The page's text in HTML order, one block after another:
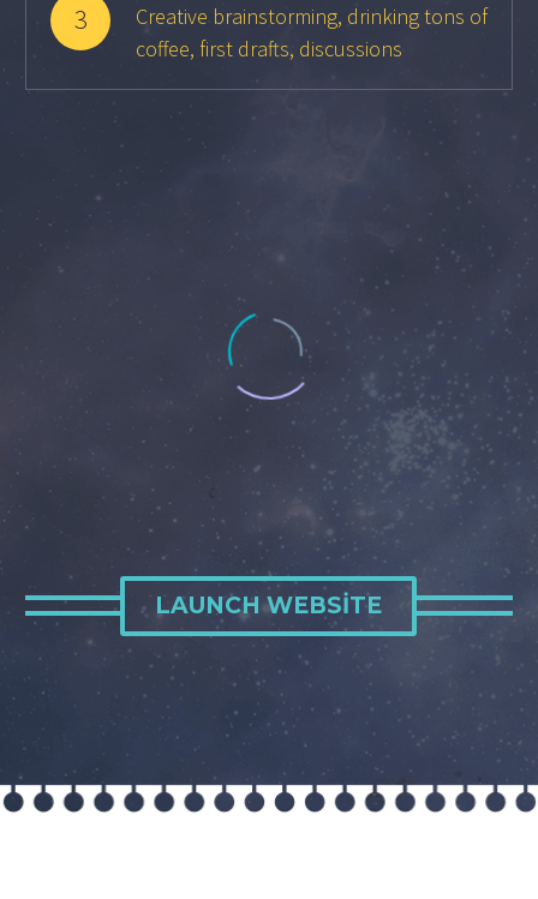
3
Creative brainstorming, drinking tons of
coffee, first drafts, discussions
LAUNCH WEBSITE